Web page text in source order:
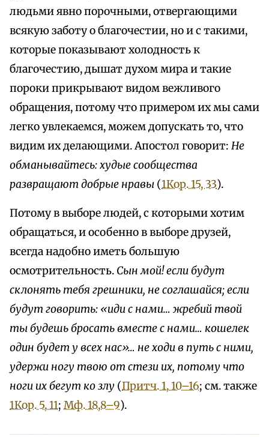
людьми явно порочными, отвергающими
всякую заботу о благочестии, но и с такими,
которые показывают холодность к
благочестию, дышат духом мира и такие
пороки прикрывают видом вежливого
обращения, потому что примером их мы сами
легко увлекаемся, можем допускать то, что
видим их делающими. Апостол говорит: Не
обманывайтесь: худые сообщества
развращают добрые нравы (1Кор. 15, 33).
Потому в выборе людей, с которыми хотим
обращаться, и особенно в выборе друзей,
всегда надобно иметь большую
осмотрительность. Сын мой! если будут
склонять тебя грешники, не соглашайся; если
будут говорить: «иди с нами… жребий твой
ты будешь бросать вместе с нами… кошелек
один будет у всех нас»… не ходи в путь с ними,
удержи ногу твою от стези их, потому что
ноги их бегут ко злу (Притч. 1, 10–16; см. также
1Кор. 5, 11; Мф. 18,8–9).